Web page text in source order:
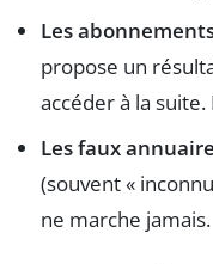
Les
propose un
accéder à la suite.
Les faux
(souvent «
ne marche jamais.